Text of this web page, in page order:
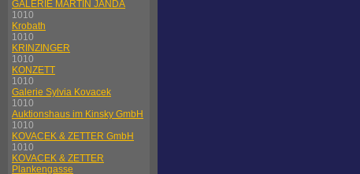
GALERIE MARTIN JANDA
1010
Krobath
1010
KRINZINGER
1010
KONZETT
1010
Galerie Sylvia Kovacek
1010
Auktionshaus im Kinsky GmbH
1010
KOVACEK & ZETTER GmbH
1010
KOVACEK & ZETTER
Plankengasse